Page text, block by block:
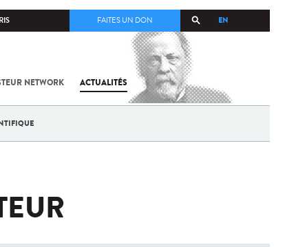
EN
FAITES UN DON
NETWORK ACTUALITÉS